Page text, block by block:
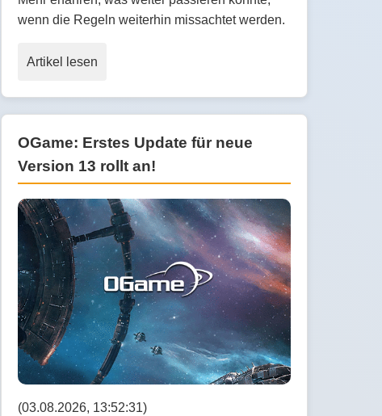
wenn die Regeln weiterhin missachtet werden.
Artikel lesen
OGame: Erstes Update für neue
Version 13 rollt an!
(03.08.2026, 13:52:31)